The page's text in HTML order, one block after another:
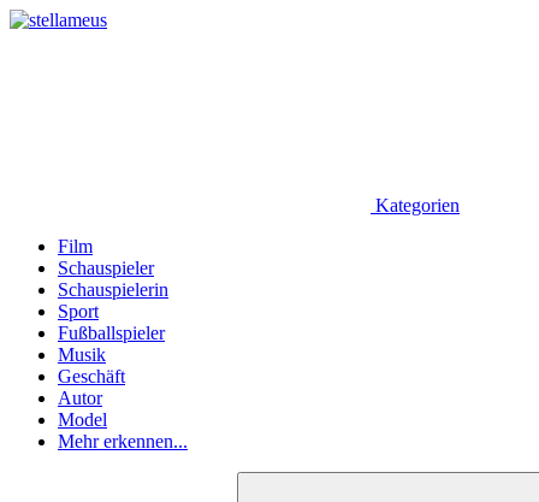
Kategorien
Film
Schauspieler
Schauspielerin
Sport
Fußballspieler
Musik
Geschäft
Autor
Model
Mehr erkennen...